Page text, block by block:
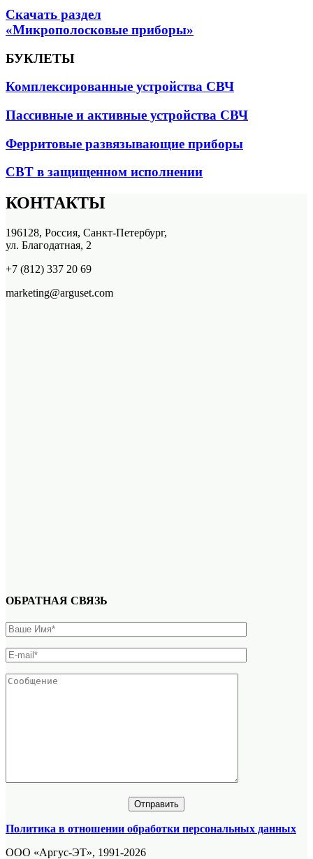
Скачать раздел
«Микрополосковые приборы»
БУКЛЕТЫ
Комплексированные устройства СВЧ
Пассивные и активные устройства СВЧ
Ферритовые развязывающие приборы
СВТ в защищенном исполнении
КОНТАКТЫ
196128, Россия, Санкт-Петербург,
ул. Благодатная, 2
+7 (812) 337 20 69
marketing@arguset.com
ОБРАТНАЯ СВЯЗЬ
Политика в отношении обработки персональных данных
ООО «Аргус-ЭТ», 1991-2026